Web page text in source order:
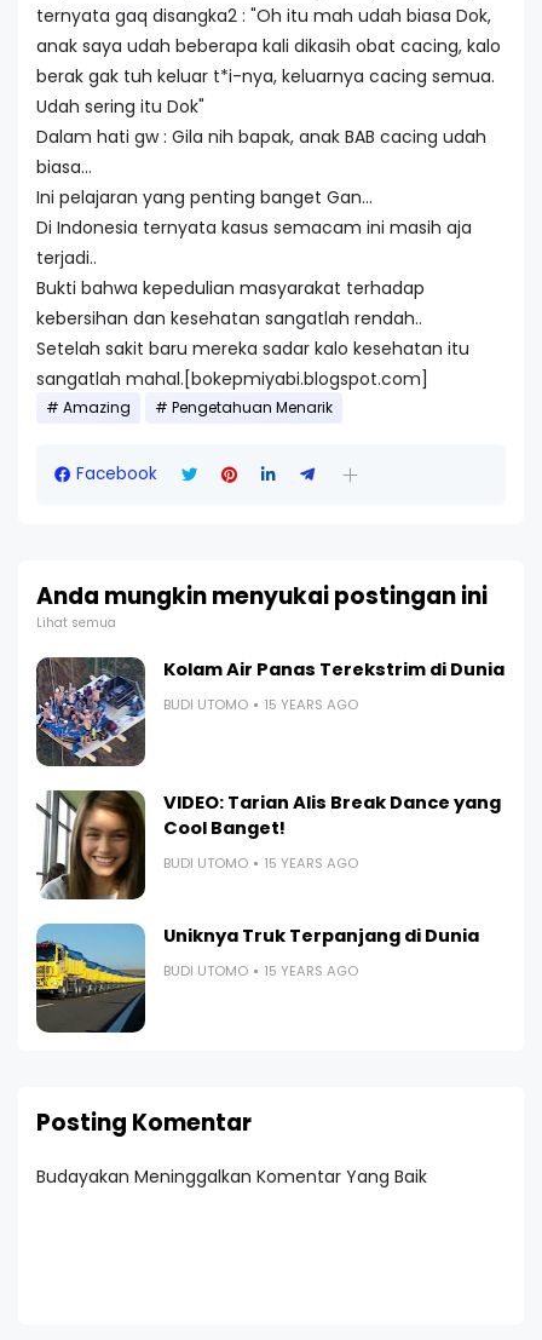
ternyata gaq disangka2 : "Oh itu mah udah biasa Dok,
anak saya udah beberapa kali dikasih obat cacing, kalo
berak gak tuh keluar t*i-nya, keluarnya cacing semua.
Udah sering itu Dok"
Dalam hati gw : Gila nih bapak, anak BAB cacing udah
biasa...
Ini pelajaran yang penting banget Gan...
Di Indonesia ternyata kasus semacam ini masih aja
terjadi..
Bukti bahwa kepedulian masyarakat terhadap
kebersihan dan kesehatan sangatlah rendah..
Setelah sakit baru mereka sadar kalo kesehatan itu
sangatlah mahal.[bokepmiyabi.blogspot.com]
Amazing Pengetahuan Menarik
Facebook
Anda mungkin menyukai postingan ini
Lihat semua
Kolam Air Panas Terekstrim di Dunia
BUDI UTOMO 15 YEARS AGO
VIDEO: Tarian Alis Break Dance yang
Cool Banget!
BUDI UTOMO 15 YEARS AGO
Uniknya Truk Terpanjang di Dunia
BUDI UTOMO 15 YEARS AGO
Posting Komentar
Budayakan Meninggalkan Komentar Yang Baik